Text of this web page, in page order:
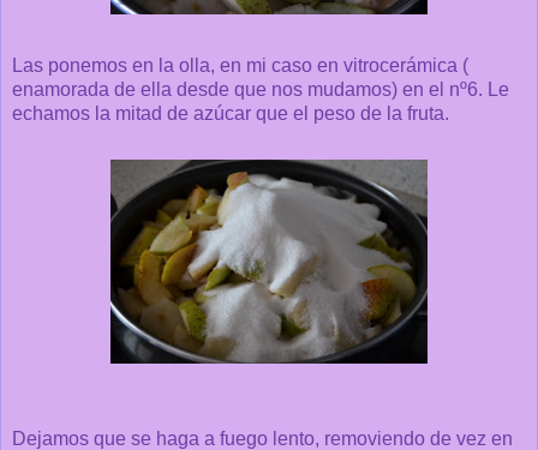
Las ponemos en la olla, en mi caso en vitrocerámica (
enamorada de ella desde que nos mudamos) en el nº6. Le
echamos la mitad de azúcar que el peso de la fruta.
Dejamos que se haga a fuego lento, removiendo de vez en